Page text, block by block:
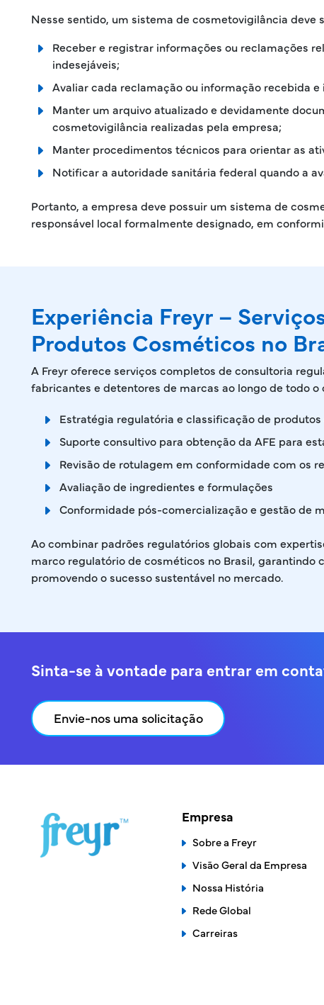
Nesse sentido, um sistema de cosmetovigilância
Receber e registrar informações ou reclamações
indesejáveis;
Avaliar cada reclamação ou informação recebida
Manter um arquivo atualizado e devidamente
cosmetovigilância realizadas pela empresa;
Manter procedimentos técnicos para orientar as
Notificar a autoridade sanitária federal quando a
Portanto, a empresa deve possuir um sistema de
responsável local formalmente designado, em
Experiência Freyr –
Produtos Cosméticos no
A Freyr oferece serviços completos de consultoria
fabricantes e detentores de marcas ao longo de todo
Estratégia regulatória e classificação de
Suporte consultivo para obtenção da AFE para
Revisão de rotulagem em conformidade com os
Avaliação de ingredientes e formulações
Conformidade pós-comercialização e gestão de
Ao combinar padrões regulatórios globais com
marco regulatório de cosméticos no Brasil,
promovendo o sucesso sustentável no mercado.
Sinta-se à vontade para entrar em
Envie-nos uma solicitação
Empresa
Sobre a Freyr
Visão Geral da Empresa
Nossa História
Rede Global
Carreiras